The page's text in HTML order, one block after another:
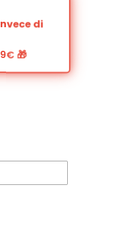
invece di
19€🎁